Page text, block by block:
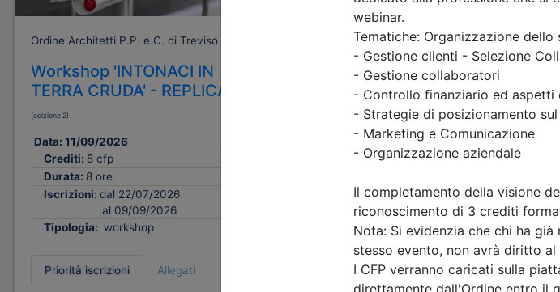
Ordine Architetti P.P. e C. di Treviso
Workshop 'INTONACI IN
TERRA CRUDA' - REPLICA
(edizione 2)
Data: 11/09/2026
Crediti: 8 cfp
Durata: 8 ore
Iscrizioni: dal 22/07/2026
al 09/09/2026
Tipologia: workshop
Priorità iscrizioni Allegati
Ordine Architetti P.P. e C. di Treviso
Progettare il suolo del
futuro: architettura,
paesaggio e resilienza
urbana tra superfici filtranti
e sistemi di invaso
4 cfp
Durata:4 ore
Tipologia:seminario
Priorità iscrizioni Allegati